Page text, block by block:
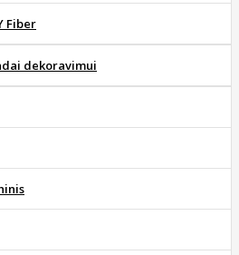
Fiber
dekoravimui